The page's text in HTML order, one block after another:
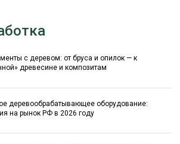
с деревом: от бруса и опилок — к
древесине и композитам
деревообрабатывающее оборудование:
на рынок РФ в 2026 году